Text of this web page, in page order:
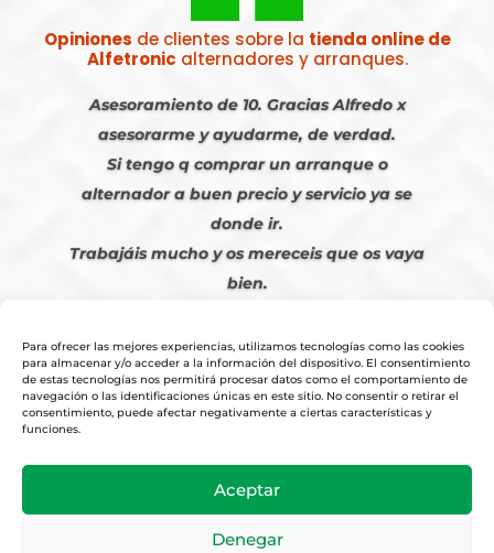
Para ofrecer las mejores experiencias, utilizamos tecnologías como las cookies
para almacenar y/o acceder a la información del dispositivo. El consentimiento
de estas tecnologías nos permitirá procesar datos como el comportamiento de
navegación o las identificaciones únicas en este sitio. No consentir o retirar el
consentimiento, puede afectar negativamente a ciertas características y
funciones.
Aceptar
Denegar
Opiniones de clientes sobre la tienda online de
Alfetronic alternadores y arranques.
Asesoramiento de 10. Gracias Alfredo x
asesorarme y ayudarme, de verdad.
Si tengo q comprar un arranque o
alternador a buen precio y servicio ya se
donde ir.
Trabajáis mucho y os mereceis que os vaya
bien.
Condiciones Venta Online
Diseño y Posicionamiento Web,Agencia web-espana.es